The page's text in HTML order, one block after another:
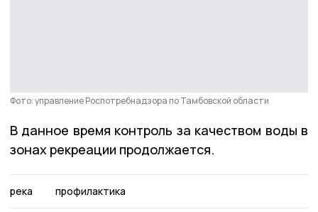
Фото: управление Роспотребнадзора по Тамбовской области
В данное время контроль за качеством воды в
зонах рекреации продолжается.
река профилактика